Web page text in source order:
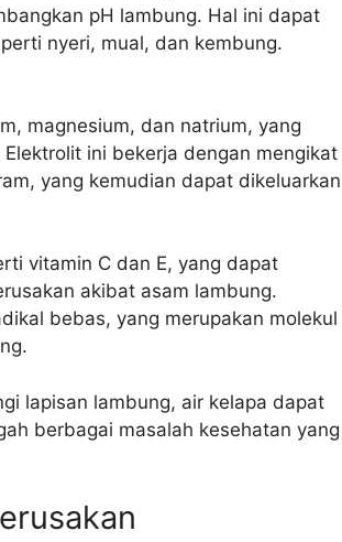
pH lambung. Hal ini dapat
nyeri, mual, dan kembung.
magnesium, dan natrium, yang
ini bekerja dengan mengikat
yang kemudian dapat dikeluarkan
vitamin C dan E, yang dapat
akibat asam lambung.
bebas, yang merupakan molekul
lapisan lambung, air kelapa dapat
berbagai masalah kesehatan yang